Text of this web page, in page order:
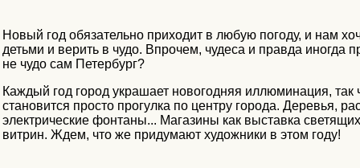
Новый год обязательно приходит в любую погоду, и нам
детьми и верить в чудо. Впрочем, чудеса и правда иногда
не чудо сам Петербург?
Каждый год город украшает новогодняя иллюминация, так
становится просто прогулка по центру города. Деревья,
электрические фонтаны... Магазины как выставка
витрин. Ждем, что же придумают художники в этом году!